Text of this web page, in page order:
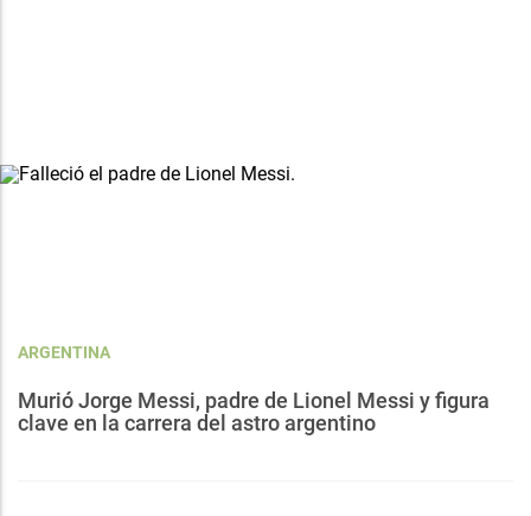
ARGENTINA
Murió Jorge Messi, padre de Lionel Messi y figura
clave en la carrera del astro argentino